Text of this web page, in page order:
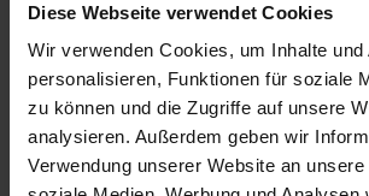
Diese Webseite verwendet Cookies
Wir verwenden Cookies, um Inhalte und
personalisieren, Funktionen für soziale
zu können und die Zugriffe auf unsere
analysieren. Außerdem geben wir
Verwendung unserer Website an
emissions